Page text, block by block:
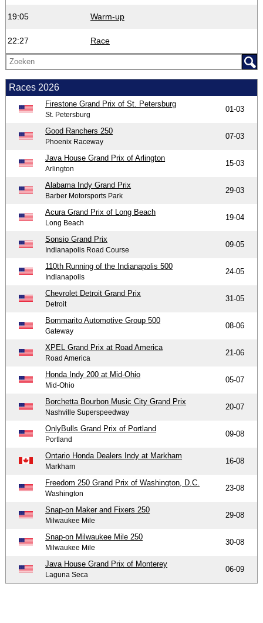
19:05 Warm-up
22:27 Race
Races 2026
Firestone Grand Prix of St. Petersburg
St. Petersburg
01-03
Good Ranchers 250
Phoenix Raceway
07-03
Java House Grand Prix of Arlington
Arlington
15-03
Alabama Indy Grand Prix
Barber Motorsports Park
29-03
Acura Grand Prix of Long Beach
Long Beach
19-04
Sonsio Grand Prix
Indianapolis Road Course
09-05
110th Running of the Indianapolis 500
Indianapolis
24-05
Chevrolet Detroit Grand Prix
Detroit
31-05
Bommarito Automotive Group 500
Gateway
08-06
XPEL Grand Prix at Road America
Road America
21-06
Honda Indy 200 at Mid-Ohio
Mid-Ohio
05-07
Borchetta Bourbon Music City Grand Prix
Nashville Superspeedway
20-07
OnlyBulls Grand Prix of Portland
Portland
09-08
Ontario Honda Dealers Indy at Markham
Markham
16-08
Freedom 250 Grand Prix of Washington, D.C.
Washington
23-08
Snap-on Maker and Fixers 250
Milwaukee Mile
29-08
Snap-on Milwaukee Mile 250
Milwaukee Mile
30-08
Java House Grand Prix of Monterey
Laguna Seca
06-09